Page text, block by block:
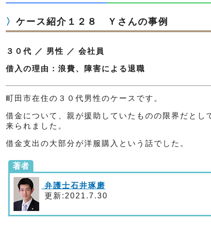
ケース紹介１２８ Ｙさんの事例
３０代 ／ 男性 ／ 会社員
借入の理由：浪費、障害による退職
町田市在住の３０代男性のケースです。
借金について、親が援助していたものの限界だとし
来られました。
借金支出の大部分が洋服購入という話でした。
著者
弁護士石井琢磨
更新:2021.7.30